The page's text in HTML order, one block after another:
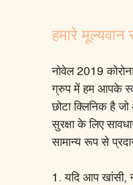
हमारे मूल्यवान
नोवेल 2019
ग्रुप में हम आपके
छोटा क्लिनिक है
सुरक्षा के लिए
सामान्य रूप से
1. यदि आप खांसी,